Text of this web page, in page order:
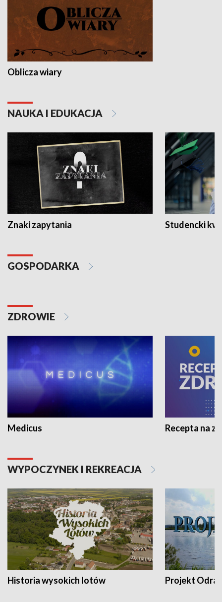
Oblicza wiary
NAUKA I EDUKACJA
Znaki zapytania Studencki
GOSPODARKA
ZDROWIE
Medicus Recepta na
WYPOCZYNEK I REKREACJA
Historia wysokich lotów Projekt Odra